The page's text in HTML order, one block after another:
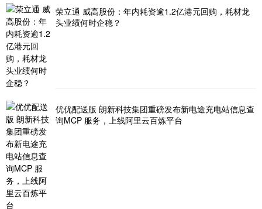
荣立通 威高股份：年内耗资逾1.2亿港元回购，耗材龙
头业绩何时企稳？
优优配送版 朗新科技集团重磅发布新电途充电站信息查
询MCP 服务，上线阿里云百炼平台